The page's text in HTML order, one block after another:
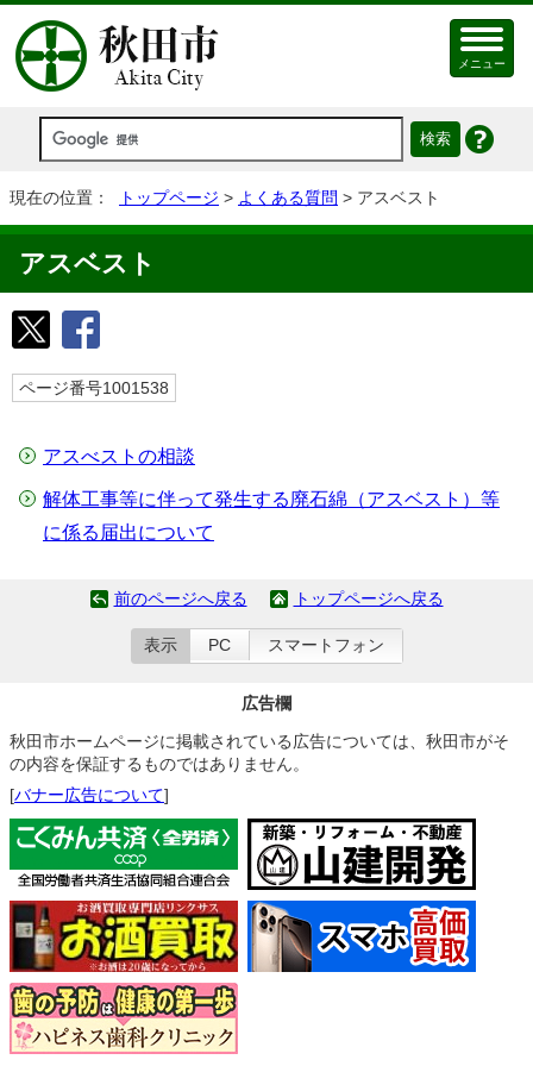
メニュー
現在の位置： トップページ > よくある質問 > アスベスト
アスベスト
ページ番号1001538
アスべストの相談
解体工事等に伴って発生する廃石綿（アスベスト）等
に係る届出について
前のページへ戻る トップページへ戻る
表示 PC スマートフォン
広告欄
秋田市ホームページに掲載されている広告については、秋田市がそ
の内容を保証するものではありません。
[バナー広告について]